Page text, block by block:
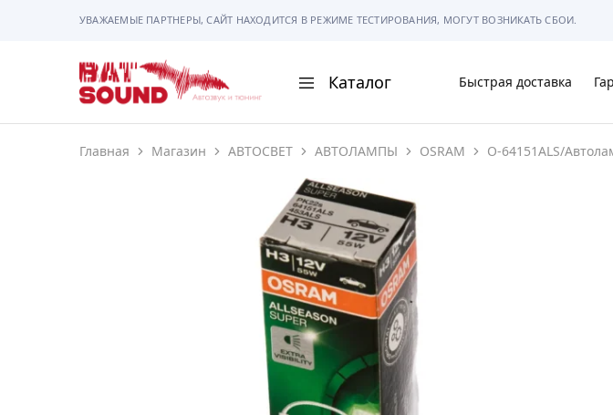
УВАЖАЕМЫЕ ПАРТНЕРЫ, САЙТ НАХОДИТСЯ В РЕЖИМЕ ТЕСТИРОВАНИЯ, МОГУТ ВОЗНИКАТЬ СБОИ.
BAT
Sound
Каталог
АВТОМАГНИТОЛЫ
АВТОСВЕТ
АКУСТИКА
РАМКИ И РАЗЪЕМЫ
ГАДЖЕТЫ
СИГНАЛИЗАЦИИ
ПОМОЩЬ ПРИ ПАРКОВКЕ
Быстрая доставка
Главная Магазин АВТОСВЕТ АВТОЛАМПЫ OSRAM O-64151ALS/